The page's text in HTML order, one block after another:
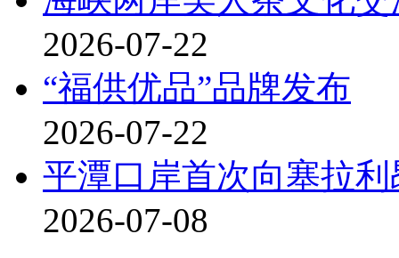
2026-07-22
“福供优品”品牌发布
2026-07-22
平潭口岸首次向塞拉
2026-07-08